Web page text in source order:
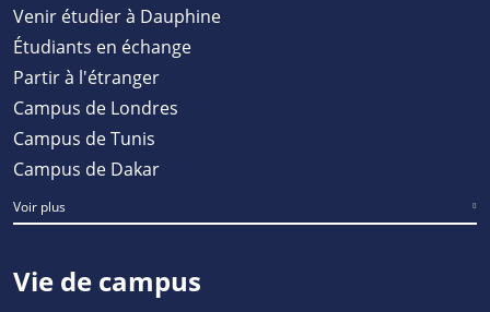
Venir étudier à Dauphine
Étudiants en échange
Partir à l'étranger
Campus de Londres
Campus de Tunis
Campus de Dakar
Voir plus
Vie de campus